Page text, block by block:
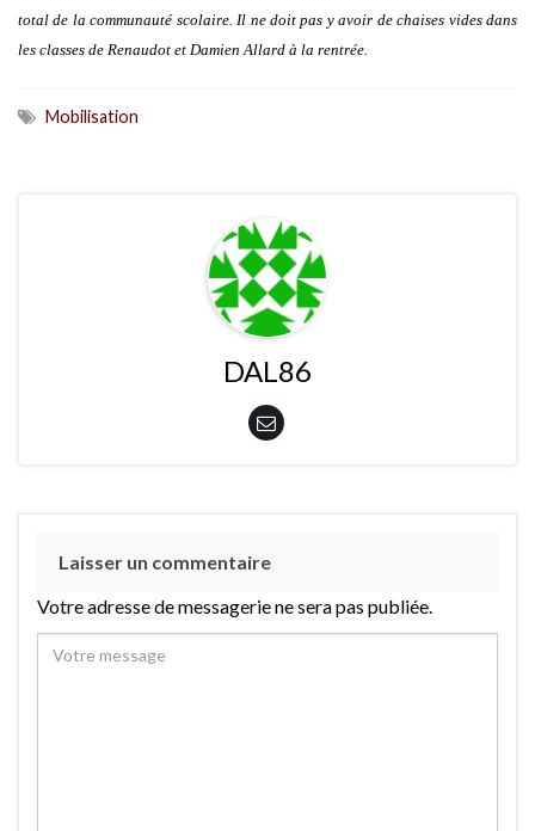
total de la communauté scolaire. Il ne doit pas y avoir de chaises vides dans
les classes de Renaudot et Damien Allard à la rentrée.
Mobilisation
DAL86
Laisser un commentaire
Votre adresse de messagerie ne sera pas publiée.